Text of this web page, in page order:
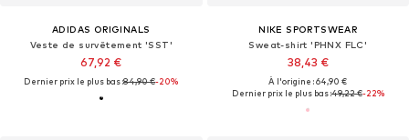
ADIDAS ORIGINALS
Veste de survêtement 'SST'
67,92 €
Dernier prix le plus bas :84,90 €-20%
NIKE SPORTSWEAR
Sweat-shirt 'PHNX FLC'
38,43 €
À l'origine : 64,90 €
Dernier prix le plus bas :49,22 €-22%